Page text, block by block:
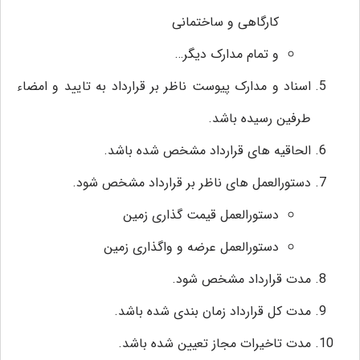
کارگاهی و ساختمانی
و تمام مدارک دیگر…
اسناد و مدارک پیوست ناظر بر قرارداد به تایید و امضاء
طرفین رسیده باشد.
الحاقیه های قرارداد مشخص شده باشد.
دستورالعمل های ناظر بر قرارداد مشخص شود.
دستورالعمل قیمت گذاری زمین
دستورالعمل عرضه و واگذاری زمین
مدت قرارداد مشخص شود.
مدت کل قرارداد زمان بندی شده باشد.
مدت تاخیرات مجاز تعیین شده باشد.